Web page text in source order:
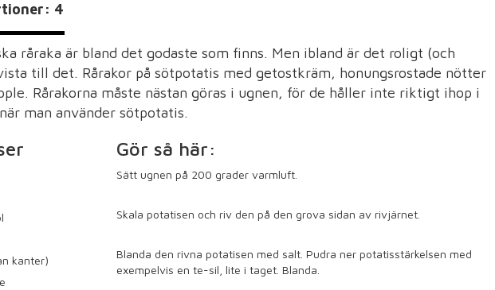
4
råraka är bland det godaste som finns. Men ibland är det roligt (och
till det. Rårakor på sötpotatis med getostkräm, honungsrostade nötter
Rårakorna måste nästan göras i ugnen, för de håller inte riktigt ihop i
man använder sötpotatis.
kanter)
Gör så här:
Sätt ugnen på 200 grader varmluft.
Skala potatisen och riv den på den grova sidan av rivjärnet.
Blanda den rivna potatisen med salt. Pudra ner potatisstärkelsen med
exempelvis en te-sil, lite i taget. Blanda.